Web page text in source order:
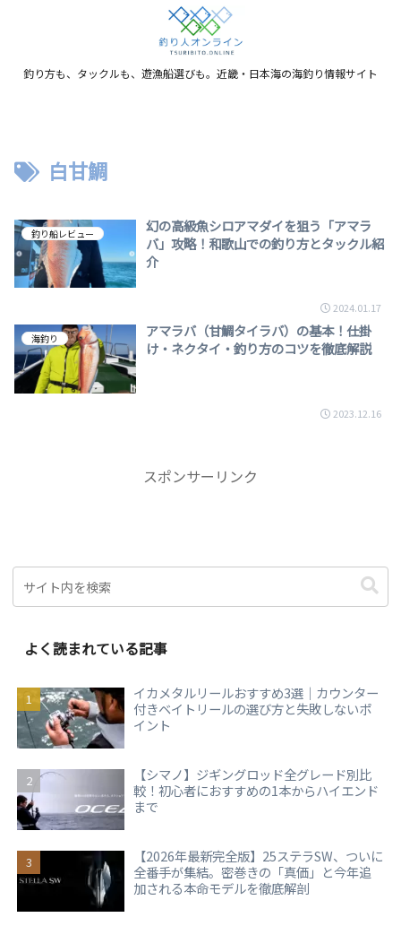
釣り方も、タックルも、遊漁船選びも。近畿・日本海の海釣り情報サイト
白甘鯛
釣り船レビュー
幻の高級魚シロアマダイを狙う「アマラ
バ」攻略！和歌山での釣り方とタックル紹
介
2024.01.17
海釣り
アマラバ（甘鯛タイラバ）の基本！仕掛
け・ネクタイ・釣り方のコツを徹底解説
2023.12.16
スポンサーリンク
よく読まれている記事
イカメタルリールおすすめ3選｜カウンター
付きベイトリールの選び方と失敗しないポ
イント
【シマノ】ジギングロッド全グレード別比
較！初心者におすすめの1本からハイエンド
まで
【2026年最新完全版】25ステラSW、ついに
全番手が集結。密巻きの「真価」と今年追
加される本命モデルを徹底解剖